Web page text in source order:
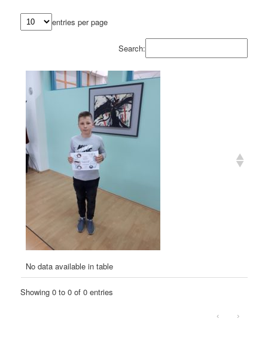
entries per page
Search:
No data available in table
Showing 0 to 0 of 0 entries
‹ ›